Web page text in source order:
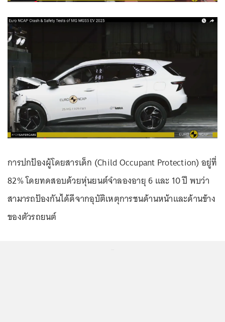
การปกป้องผู้โดยสารเด็ก (Child Occupant Protection) อยู่ที่
82% โดยทดสอบด้วยหุ่นยนต์จำลองอายุ 6 และ 10 ปี พบว่า
สามารถป้องกันได้ดีจากอุบัติเหตุการชนด้านหน้าและด้านข้าง
ของตัวรถยนต์